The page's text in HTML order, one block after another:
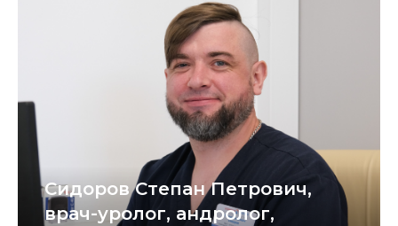
Сидоров Степан Петрович,
врач-уролог, андролог,